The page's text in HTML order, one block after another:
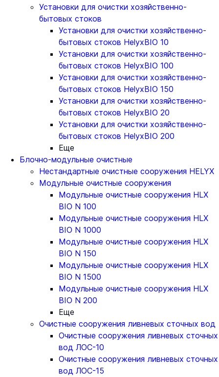
Установки для очистки хозяйственно-
бытовых стоков
Установки для очистки хозяйственно-
бытовых стоков HelyxBIO 10
Установки для очистки хозяйственно-
бытовых стоков HelyxBIO 100
Установки для очистки хозяйственно-
бытовых стоков HelyxBIO 150
Установки для очистки хозяйственно-
бытовых стоков HelyxBIO 20
Установки для очистки хозяйственно-
бытовых стоков HelyxBIO 200
Еще
Блочно-модульные очистные
Нестандартные очистные сооружения HELYX
Модульные очистные сооружения
Модульные очистные сооружения HLX
BIO N 100
Модульные очистные сооружения HLX
BIO N 1000
Модульные очистные сооружения HLX
BIO N 150
Модульные очистные сооружения HLX
BIO N 1500
Модульные очистные сооружения HLX
BIO N 200
Еще
Очистные сооружения ливневых сточных вод
Очистные сооружения ливневых сточных
вод ЛОС-10
Очистные сооружения ливневых сточных
вод ЛОС-15